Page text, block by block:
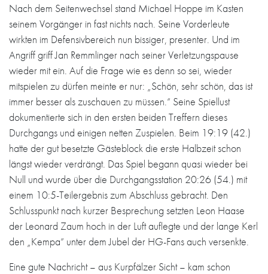
Nach dem Seitenwechsel stand Michael Hoppe im Kasten
seinem Vorgänger in fast nichts nach. Seine Vorderleute
wirkten im Defensivbereich nun bissiger, presenter. Und im
Angriff griff Jan Remmlinger nach seiner Verletzungspause
wieder mit ein. Auf die Frage wie es denn so sei, wieder
mitspielen zu dürfen meinte er nur: „Schön, sehr schön, das ist
immer besser als zuschauen zu müssen.“ Seine Spiellust
dokumentierte sich in den ersten beiden Treffern dieses
Durchgangs und einigen netten Zuspielen. Beim 19:19 (42.)
hatte der gut besetzte Gästeblock die erste Halbzeit schon
längst wieder verdrängt. Das Spiel begann quasi wieder bei
Null und wurde über die Durchgangsstation 20:26 (54.) mit
einem 10:5-Teilergebnis zum Abschluss gebracht. Den
Schlusspunkt nach kurzer Besprechung setzten Leon Haase
der Leonard Zaum hoch in der Luft auflegte und der lange Kerl
den „Kempa“ unter dem Jubel der HG-Fans auch versenkte.
Eine gute Nachricht – aus Kurpfälzer Sicht – kam schon